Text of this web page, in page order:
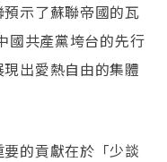
示了蘇聯帝國的瓦
國共產黨垮台的先行
出愛熱自由的集體
的貢獻在於「少談